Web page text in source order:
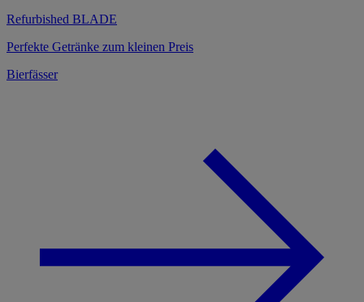
Refurbished BLADE
Perfekte Getränke zum kleinen Preis
Bierfässer